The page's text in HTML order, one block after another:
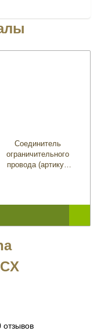
Соединитель
ограничительного
провода (артикул
отзывов